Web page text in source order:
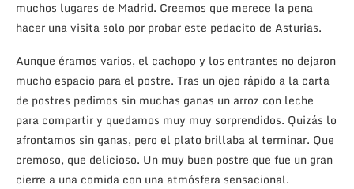
muchos lugares de Madrid. Creemos que merece la pena
hacer una visita solo por probar este pedacito de Asturias.
Aunque éramos varios, el cachopo y los entrantes no dejaron
mucho espacio para el postre. Tras un ojeo rápido a la carta
de postres pedimos sin muchas ganas un arroz con leche
para compartir y quedamos muy muy sorprendidos. Quizás lo
afrontamos sin ganas, pero el plato brillaba al terminar. Que
cremoso, que delicioso. Un muy buen postre que fue un gran
cierre a una comida con una atmósfera sensacional.